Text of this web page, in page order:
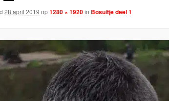
28 april 2019 op1280 × 1920in Bosuitje deel 1